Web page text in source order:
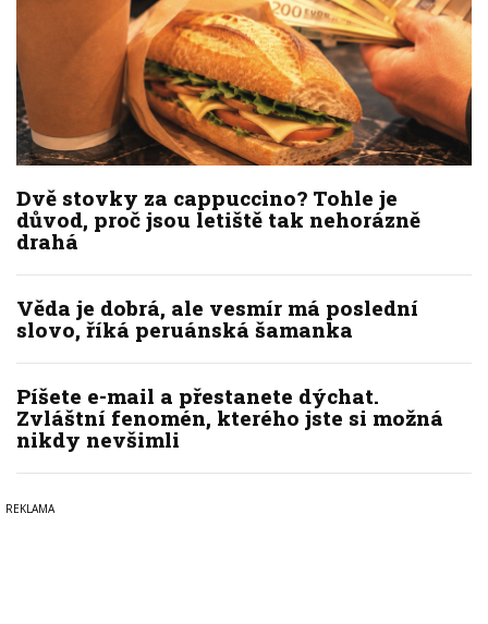
Dvě stovky za cappuccino? Tohle je
důvod, proč jsou letiště tak nehorázně
drahá
Věda je dobrá, ale vesmír má poslední
slovo, říká peruánská šamanka
Píšete e-mail a přestanete dýchat.
Zvláštní fenomén, kterého jste si možná
nikdy nevšimli